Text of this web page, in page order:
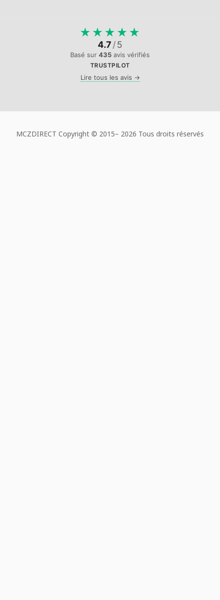
★ ★ ★ ★ ★
4.7/5
Basé sur 435 avis vérifiés
TRUSTPILOT
Lire tous les avis →
MCZDIRECT Copyright © 2015– 2026 Tous droits réservés